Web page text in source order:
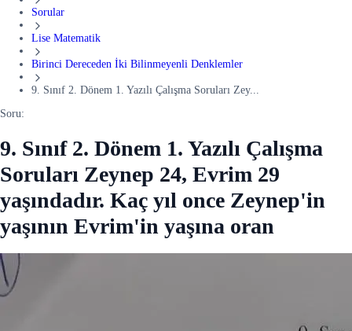
Sorular
Lise Matematik
Birinci Dereceden İki Bilinmeyenli Denklemler
9. Sınıf 2. Dönem 1. Yazılı Çalışma Soruları Zey...
Soru:
9. Sınıf 2. Dönem 1. Yazılı Çalışma
Soruları Zeynep 24, Evrim 29
yaşındadır. Kaç yıl once Zeynep'in
yaşının Evrim'in yaşına oran